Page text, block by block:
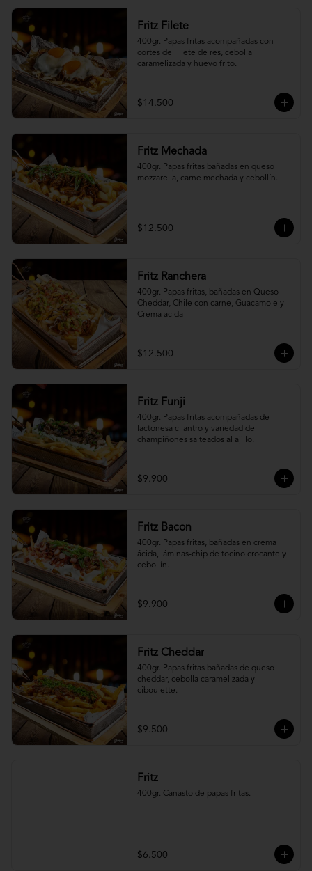
Fritz Filete
400gr. Papas fritas acompañadas con
cortes de Filete de res, cebolla
caramelizada y huevo frito.
$14.500
Fritz Mechada
400gr. Papas fritas bañadas en queso
mozzarella, carne mechada y cebollín.
$12.500
Fritz Ranchera
400gr. Papas fritas, bañadas en Queso
Cheddar, Chile con carne, Guacamole y
Crema acida
$12.500
Fritz Funji
400gr. Papas fritas acompañadas de
lactonesa cilantro y variedad de
champiñones salteados al ajillo.
$9.900
Fritz Bacon
400gr. Papas fritas, bañadas en crema
ácida, láminas-chip de tocino crocante y
cebollín.
$9.900
Fritz Cheddar
400gr. Papas fritas bañadas de queso
cheddar, cebolla caramelizada y
ciboulette.
$9.500
Fritz
400gr. Canasto de papas fritas.
$6.500